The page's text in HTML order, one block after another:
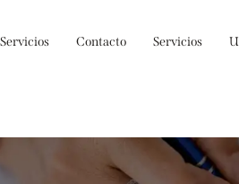
Servicios Contacto Servicios